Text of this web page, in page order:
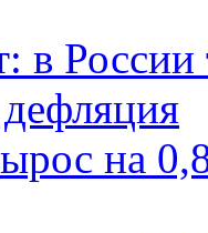
в России